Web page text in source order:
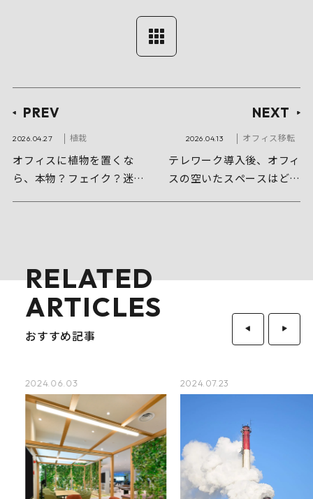
PREV
2026.04.27 植栽
オフィスに植物を置くな
ら、本物？フェイク？迷わ
NEXT
2026.04.13 オフィス移転
テレワーク導入後、オフィ
スの空いたスペースはどう
RELATED
ARTICLES
おすすめ記事
2024.06.03 2024.07.23